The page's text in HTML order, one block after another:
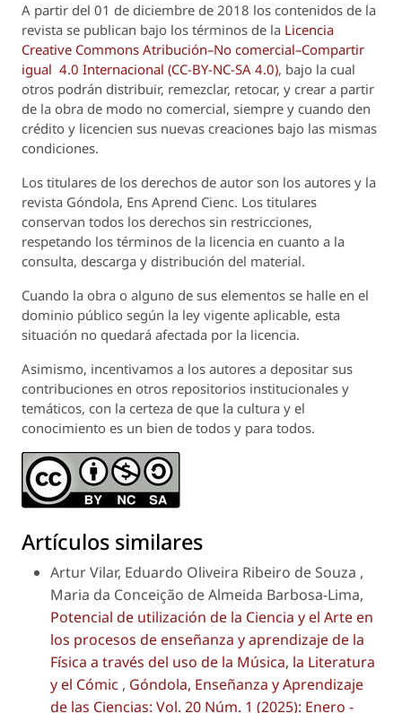
A partir del 01 de diciembre de 2018 los contenidos de la
revista se publican bajo los términos de la Licencia
Creative Commons Atribución–No comercial–Compartir
igual 4.0 Internacional (CC-BY-NC-SA 4.0), bajo la cual
otros podrán distribuir, remezclar, retocar, y crear a partir
de la obra de modo no comercial, siempre y cuando den
crédito y licencien sus nuevas creaciones bajo las mismas
condiciones.
Los titulares de los derechos de autor son los autores y la
revista Góndola, Ens Aprend Cienc. Los titulares
conservan todos los derechos sin restricciones,
respetando los términos de la licencia en cuanto a la
consulta, descarga y distribución del material.
Cuando la obra o alguno de sus elementos se halle en el
dominio público según la ley vigente aplicable, esta
situación no quedará afectada por la licencia.
Asimismo, incentivamos a los autores a depositar sus
contribuciones en otros repositorios institucionales y
temáticos, con la certeza de que la cultura y el
conocimiento es un bien de todos y para todos.
Artículos similares
Artur Vilar, Eduardo Oliveira Ribeiro de Souza ,
Maria da Conceição de Almeida Barbosa-Lima,
Potencial de utilización de la Ciencia y el Arte en
los procesos de enseñanza y aprendizaje de la
Física a través del uso de la Música, la Literatura
y el Cómic , Góndola, Enseñanza y Aprendizaje
de las Ciencias: Vol. 20 Núm. 1 (2025): Enero -